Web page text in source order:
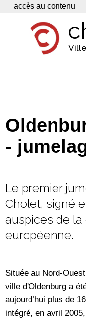
Panneau de gestion des
accès au contenu
Economie
Services
-
Le premier
Cholet, signé
auspices de
européenne.
Située au Nord-
ville d'Oldenburg a
aujourd’hui plus de
intégré, en avril